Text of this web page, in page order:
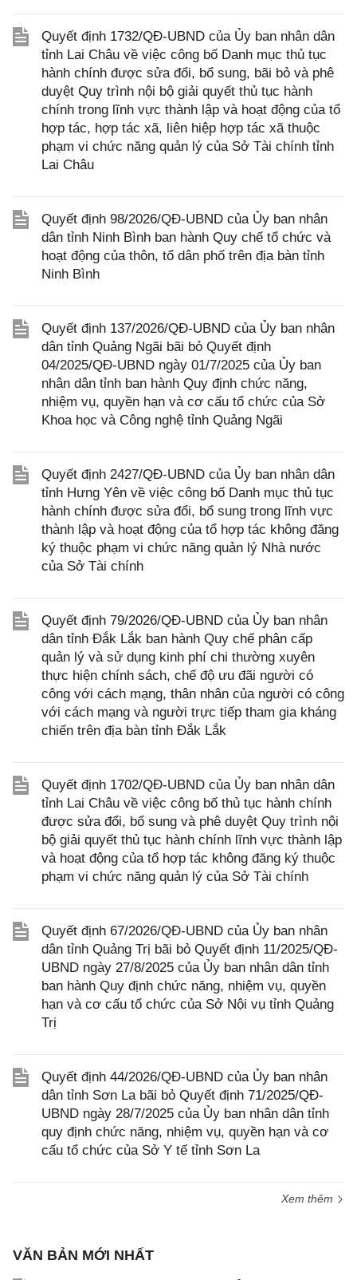
Quyết định 1732/QĐ-UBND của Ủy ban nhân dân
tỉnh Lai Châu về việc công bố Danh mục thủ tục
hành chính được sửa đổi, bổ sung, bãi bỏ và phê
duyệt Quy trình nội bộ giải quyết thủ tục hành
chính trong lĩnh vực thành lập và hoạt động của tổ
hợp tác, hợp tác xã, liên hiệp hợp tác xã thuộc
phạm vi chức năng quản lý của Sở Tài chính tỉnh
Lai Châu
Quyết định 98/2026/QĐ-UBND của Ủy ban nhân
dân tỉnh Ninh Bình ban hành Quy chế tổ chức và
hoạt động của thôn, tổ dân phố trên địa bàn tỉnh
Ninh Bình
Quyết định 137/2026/QĐ-UBND của Ủy ban nhân
dân tỉnh Quảng Ngãi bãi bỏ Quyết định
04/2025/QĐ-UBND ngày 01/7/2025 của Ủy ban
nhân dân tỉnh ban hành Quy định chức năng,
nhiệm vụ, quyền hạn và cơ cấu tổ chức của Sở
Khoa học và Công nghệ tỉnh Quảng Ngãi
Quyết định 2427/QĐ-UBND của Ủy ban nhân dân
tỉnh Hưng Yên về việc công bố Danh mục thủ tục
hành chính được sửa đổi, bổ sung trong lĩnh vực
thành lập và hoạt động của tổ hợp tác không đăng
ký thuộc phạm vi chức năng quản lý Nhà nước
của Sở Tài chính
Quyết định 79/2026/QĐ-UBND của Ủy ban nhân
dân tỉnh Đắk Lắk ban hành Quy chế phân cấp
quản lý và sử dụng kinh phí chi thường xuyên
thực hiện chính sách, chế độ ưu đãi người có
công với cách mạng, thân nhân của người có công
với cách mạng và người trực tiếp tham gia kháng
chiến trên địa bàn tỉnh Đắk Lắk
Quyết định 1702/QĐ-UBND của Ủy ban nhân dân
tỉnh Lai Châu về việc công bố thủ tục hành chính
được sửa đổi, bổ sung và phê duyệt Quy trình nội
bộ giải quyết thủ tục hành chính lĩnh vực thành lập
và hoạt động của tổ hợp tác không đăng ký thuộc
phạm vi chức năng quản lý của Sở Tài chính
Quyết định 67/2026/QĐ-UBND của Ủy ban nhân
dân tỉnh Quảng Trị bãi bỏ Quyết định 11/2025/QĐ-
UBND ngày 27/8/2025 của Ủy ban nhân dân tỉnh
ban hành Quy định chức năng, nhiệm vụ, quyền
hạn và cơ cấu tổ chức của Sở Nội vụ tỉnh Quảng
Trị
Quyết định 44/2026/QĐ-UBND của Ủy ban nhân
dân tỉnh Sơn La bãi bỏ Quyết định 71/2025/QĐ-
UBND ngày 28/7/2025 của Ủy ban nhân dân tỉnh
quy định chức năng, nhiệm vụ, quyền hạn và cơ
cấu tổ chức của Sở Y tế tỉnh Sơn La
Xem thêm
VĂN BẢN MỚI NHẤT